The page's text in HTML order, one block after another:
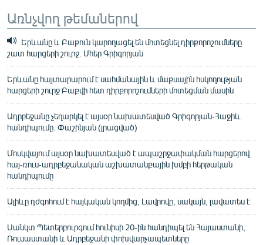
Առնչվող թեմաներով
Երևանը և Բաքուն կարողացել են մոտեցնել դիրքորոշումները
շատ հարցերի շուրջ. Մհեր Գրիգորյան
Երևանը հայտարարում է սահմանային և մաքսային հսկողության
հարցերի շուրջ Բաքվի հետ դիրքորոշումների մոտեցման մասին
Ադրբեջանը չեղարկել է այսօր նախատեսված Գրիգորյան-Հաջիև
հանդիպումը. Փաշինյան (լրացված)
Մոսկվայում այսօր նախատեսված է ապաշրջափակման հարցերով
հայ-ռուս-ադրբեջանական աշխատանքային խմբի հերթական
հանդիպումը
Ալիևը դժգոհում է հայկական կողմից, Լավրովը, սակայն, լավատես է
Սանկտ Պետերբուրգում հունիսի 20-ին հանդիպել են Հայաստանի,
Ռուսաստանի և Ադրբեջանի փոխվարչապետները